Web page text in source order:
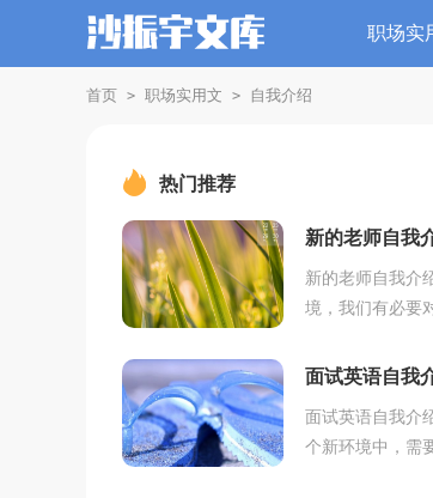
职场实
首页 > 职场实用文 > 自我介绍
热门推荐
新的老师自我
新的老师自我介
境，我们有必要
要手段。现在你
面试英语自我
面试英语自我介
个新环境中，需